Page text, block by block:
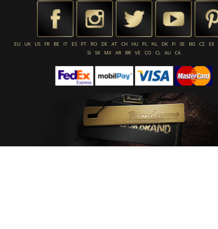
EU UK US FR BE IT ES PT RO DE AT CH HU PL NL DK FI SE BG CZ
EE
SI
SK MX AR BR VE CO CL AU CA